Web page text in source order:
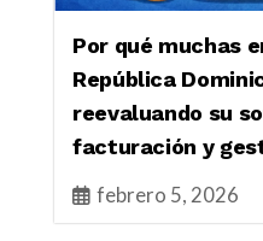
Por qué muchas
República
reevaluando su
facturación y
febrero 5, 2026